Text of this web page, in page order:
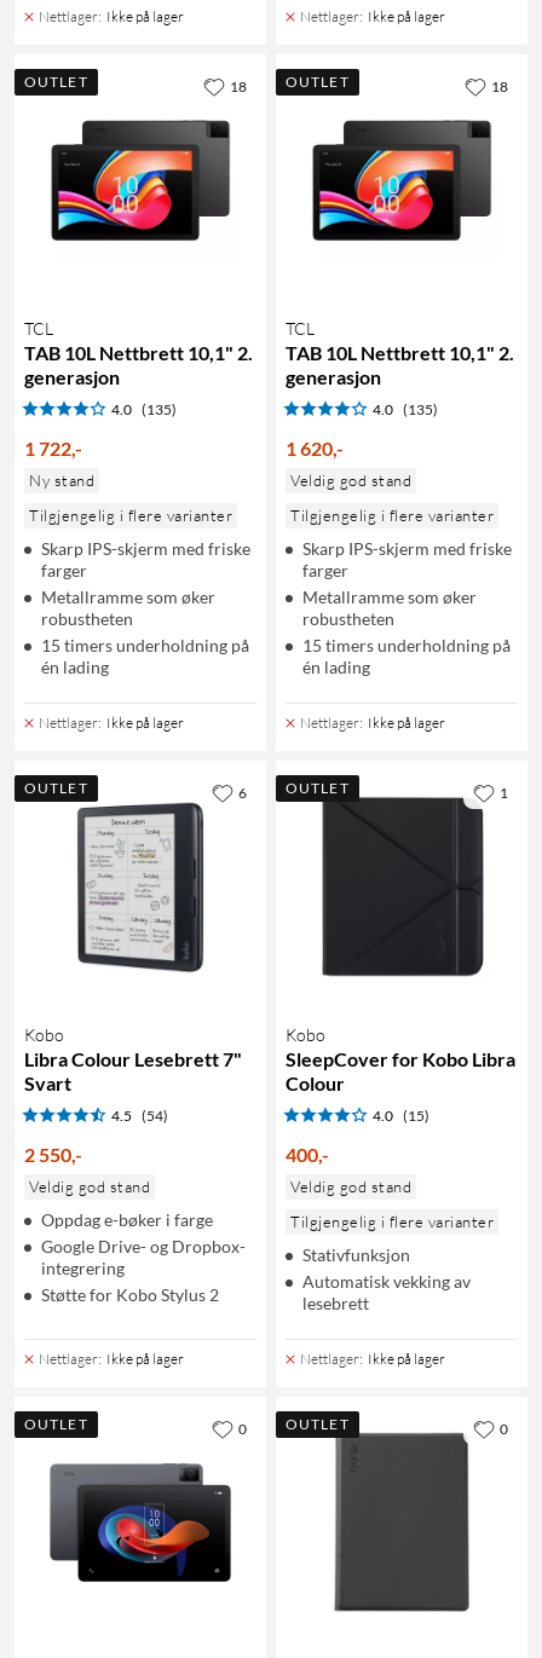
Nettlager: Ikke på lager Nettlager: Ikke på lager
OUTLET
TCL
TAB 10L Nettbrett 10,1" 2.
generasjon
4.0 (135)
1 722,-
Ny stand
Tilgjengelig i flere varianter
Skarp IPS-skjerm med friske
farger
Metallramme som øker
robustheten
15 timers underholdning på
én lading
Nettlager: Ikke på lager
18 OUTLET
TCL
TAB 10L Nettbrett 10,1" 2.
generasjon
4.0 (135)
1 620,-
Veldig god stand
Tilgjengelig i flere varianter
Skarp IPS-skjerm med friske
farger
Metallramme som øker
robustheten
15 timers underholdning på
én lading
Nettlager: Ikke på lager
18
OUTLET
Kobo
Libra Colour Lesebrett 7"
Svart
4.5 (54)
2 550,-
Veldig god stand
Oppdag e-bøker i farge
Google Drive- og Dropbox-
integrering
Støtte for Kobo Stylus 2
Nettlager: Ikke på lager
6 OUTLET
Kobo
SleepCover for Kobo Libra
Colour
4.0 (15)
400,-
Veldig god stand
Tilgjengelig i flere varianter
Stativfunksjon
Automatisk vekking av
lesebrett
Nettlager: Ikke på lager
1
OUTLET 0 OUTLET 0